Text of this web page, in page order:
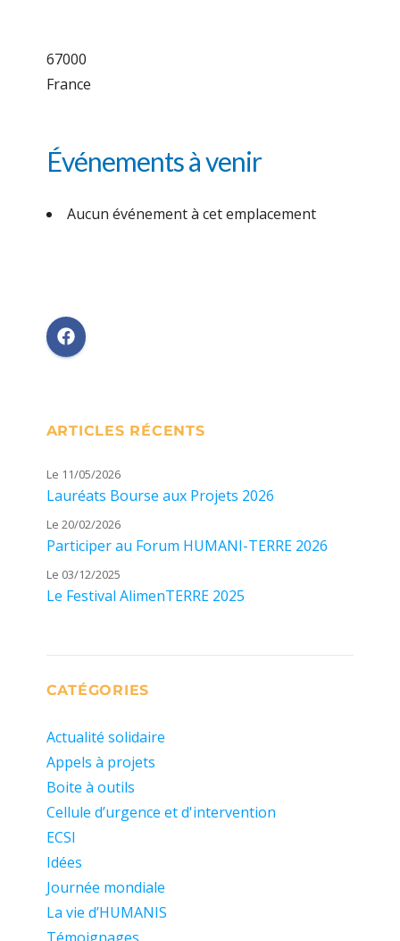
67000
France
Événements à venir
Aucun événement à cet emplacement
ARTICLES RÉCENTS
Le 11/05/2026
Lauréats Bourse aux Projets 2026
Le 20/02/2026
Participer au Forum HUMANI-TERRE 2026
Le 03/12/2025
Le Festival AlimenTERRE 2025
CATÉGORIES
Actualité solidaire
Appels à projets
Boite à outils
Cellule d’urgence et d'intervention
ECSI
Idées
Journée mondiale
La vie d’HUMANIS